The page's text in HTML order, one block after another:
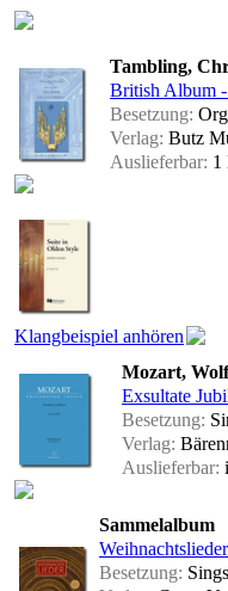
Tambling,
British Album
Besetzung:
Verlag: Butz
Auslieferbar: 1
Klangbeispiel anhören
Mozart,
Exsultate
Besetzung:
Verlag:
Auslieferbar:
Sammelalbum
Besetzung: